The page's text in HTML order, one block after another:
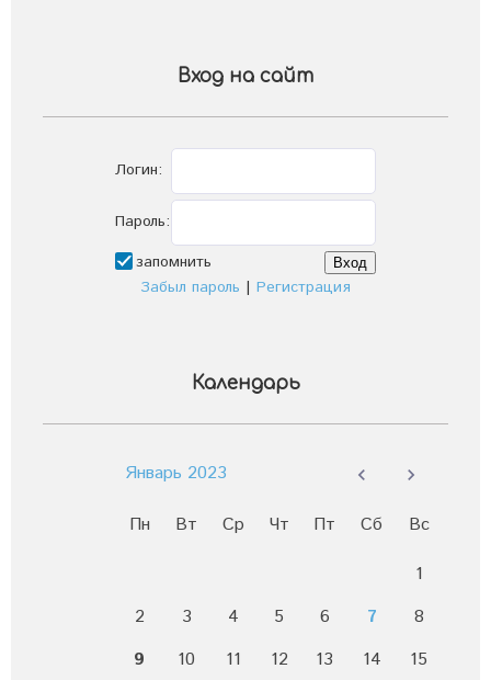
Вход на сайт
Логин:
Пароль:
запомнить
Забыл пароль | Регистрация
Календарь
Январь 2023
Пн Вт Ср Чт Пт Сб
Вс
1
2
3 4 5 6 7
8
9
10 11 12 13 14
15